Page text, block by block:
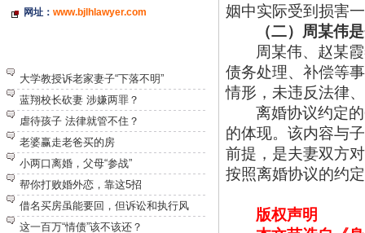
网址： www.bjlhlawyer.com
大学教授诉老家妻子“下落不明”
蓝翔校长砍妻 涉嫌两罪？
虐待孩子 法律就管不住？
老婆赢走老爸买的房
小两口离婚，父母“参战”
帮你打败婚外恋，靠这5招
借名买房虽能要回，但诉讼和执行风
这一百万“情债”该不该还？
姻中实际受到损害
（二）
周某伟
周某伟、赵某
债务处理、补偿等
情形，未违反法律
离婚协议约定的
的体现。该内容与
前提，是夫妻双方
按照离婚协议的约
版权声明